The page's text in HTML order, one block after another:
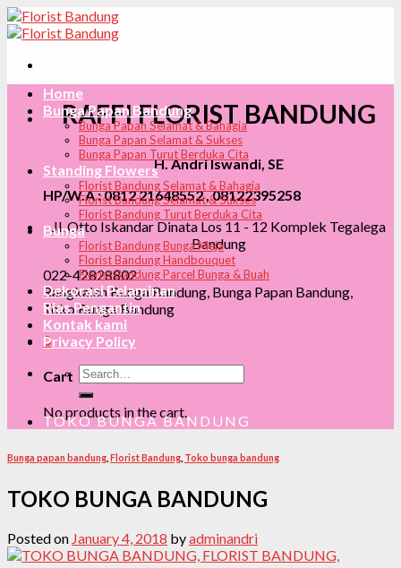
Skip
to
RAFFI FLORIST BANDUNG
H. Andri Iswandi, SE
HP/W.A : 0812 21648552 , 08122395258
Jl. Otto Iskandar Dinata Los 11 - 12 Komplek Tegalega
Bandung
022-42828802
Rangkaian Bunga Bandung, Bunga Papan Bandung,
Toko Bunga Bandung
0
Cart
No products in the cart.
Home
Bunga Papan Bandung
Bunga Papan Selamat & Bahagia
Bunga Papan Selamat & Sukses
Bunga Papan Turut Berduka Cita
Standing Flowers
Florist Bandung Selamat & Bahagia
Florist Bandung Selamat & Sukses
Florist Bandung Turut Berduka Cita
Bunga
Florist Bandung Bunga Meja
Florist Bandung Handbouquet
Florist Bandung Parcel Bunga & Buah
Dekorasi Pelaminan
Rias Pengantin
Kontak kami
Privacy Policy
Search
for:
TOKO BUNGA BANDUNG
Bunga papan bandung Florist Bandung Toko bunga bandung
TOKO BUNGA BANDUNG
Posted on January 4, 2018 byadminandri